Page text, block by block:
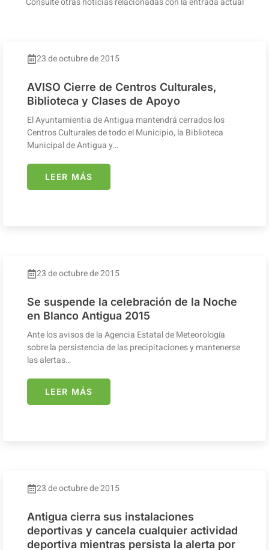
23 de octubre de 2015
AVISO Cierre de Centros Culturales,
Biblioteca y Clases de Apoyo
El Ayuntamientia de Antigua mantendrá cerrados los
Centros Culturales de todo el Municipio, la Biblioteca
Municipal de Antigua y…
LEER MÁS
23 de octubre de 2015
Se suspende la celebración de la Noche
en Blanco Antigua 2015
Ante los avisos de la Agencia Estatal de Meteorología
sobre la persistencia de las precipitaciones y mantenerse
las alertas…
LEER MÁS
23 de octubre de 2015
Antigua cierra sus instalaciones
deportivas y cancela cualquier actividad
deportiva mientras persista la alerta por